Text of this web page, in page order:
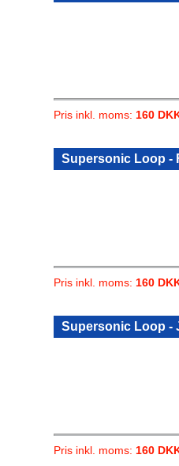
Pris inkl. moms: 160
Supersonic Loop -
Pris inkl. moms: 160
Supersonic Loop -
Pris inkl. moms: 160